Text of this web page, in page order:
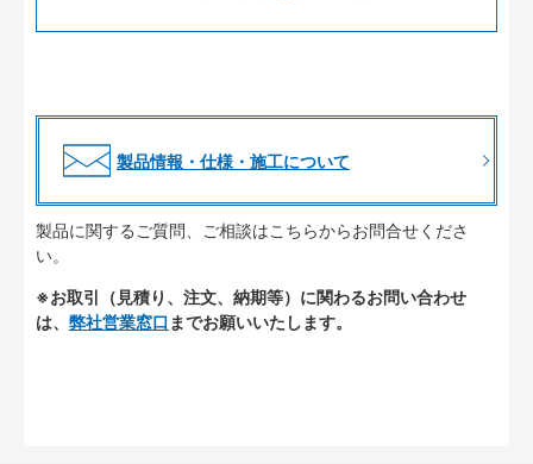
製品情報・仕様・施工について
製品に関するご質問、ご相談はこちらからお問合せくださ
い。
※お取引（見積り、注文、納期等）に関わるお問い合わせ
は、 弊社営業窓口 までお願いいたします。